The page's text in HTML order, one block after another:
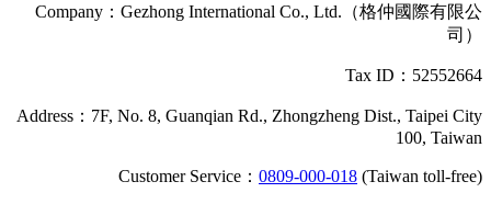
Company ： Gezhong International Co., Ltd.（格仲國際有限公
司）
Tax ID ：52552664
Address ： 7F, No. 8, Guanqian Rd., Zhongzheng Dist., Taipei City
100, Taiwan
Customer Service ： 0809-000-018 (Taiwan toll-free)